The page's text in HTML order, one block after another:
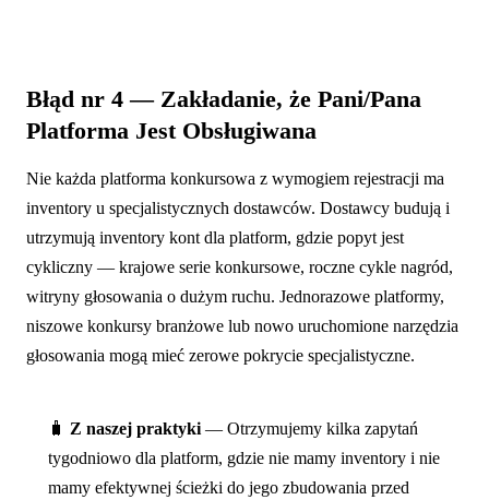
Błąd nr 4 — Zakładanie, że Pani/Pana
Platforma Jest Obsługiwana
Nie każda platforma konkursowa z wymogiem rejestracji ma
inventory u specjalistycznych dostawców. Dostawcy budują i
utrzymują inventory kont dla platform, gdzie popyt jest
cykliczny — krajowe serie konkursowe, roczne cykle nagród,
witryny głosowania o dużym ruchu. Jednorazowe platformy,
niszowe konkursy branżowe lub nowo uruchomione narzędzia
głosowania mogą mieć zerowe pokrycie specjalistyczne.
🧳 Z naszej praktyki — Otrzymujemy kilka zapytań
tygodniowo dla platform, gdzie nie mamy inventory i nie
mamy efektywnej ścieżki do jego zbudowania przed